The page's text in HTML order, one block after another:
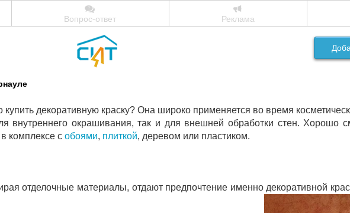
Вопрос-ответ Реклама
декоративную краску? Она широко применяется во время
внутреннего окрашивания, так и для внешней обработки стен. Хорошо
комплексе с обоями, плиткой, деревом или пластиком.
отделочные материалы, отдают предпочтение именно декоративной